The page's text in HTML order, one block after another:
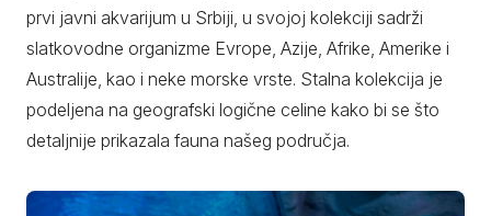
prvi javni akvarijum u Srbiji, u svojoj kolekciji sadrži
slatkovodne organizme Evrope, Azije, Afrike, Amerike i
Australije, kao i neke morske vrste. Stalna kolekcija je
podeljena na geografski logične celine kako bi se što
detaljnije prikazala fauna našeg područja.